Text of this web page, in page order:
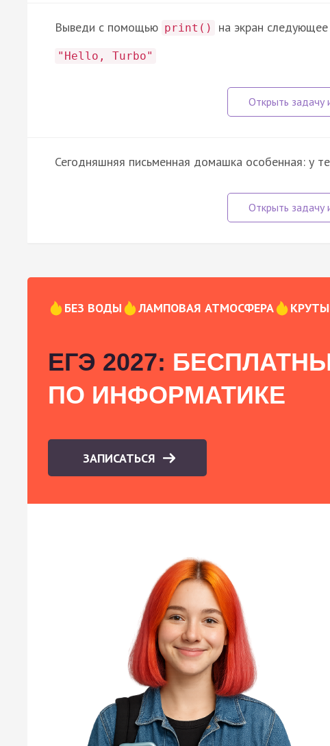
Выведи с помощью print() на экран
"Hello, Turbo"
Сегодняшняя письменная домашка особенная: у
БЕЗ ВОДЫ ЛАМПОВАЯ АТМОСФЕРА
ЕГЭ 2027:
ПО ИНФОРМАТИКЕ
ЗАПИСАТЬСЯ